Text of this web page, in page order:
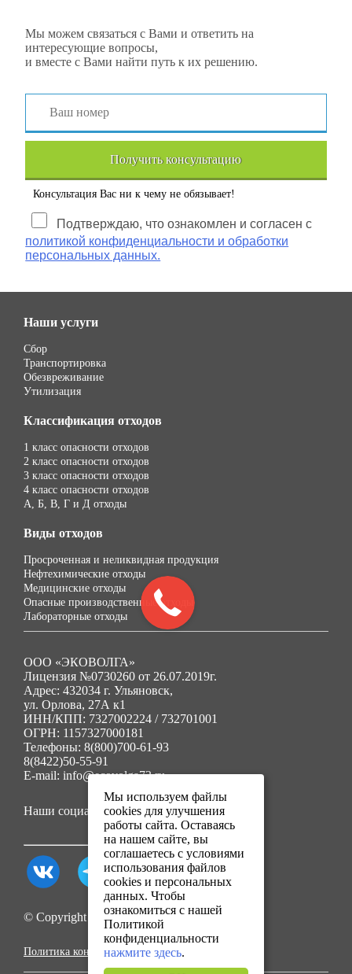
Мы можем связаться с Вами и ответить на
интересующие вопросы,
и вместе с Вами найти путь к их решению.
Получить консультацию
Консультация Вас ни к чему не обязывает!
Подтверждаю, что ознакомлен и согласен с
политикой конфиденциальности и обработки
персональных данных.
Наши услуги
Сбор
Транспортировка
Обезвреживание
Утилизация
Классификация отходов
1 класс опасности отходов
2 класс опасности отходов
3 класс опасности отходов
4 класс опасности отходов
А, Б, В, Г и Д отходы
Виды отходов
Просроченная и неликвидная продукция
Нефтехимические отходы
Медицинские отходы
Опасные производственные отходы
Лабораторные отходы
ООО «ЭКОВОЛГА»
Лицензия №0730260 от 26.07.2019г.
Адрес: 432034 г. Ульяновск,
ул. Орлова, 27А к1
ИНН/КПП: 7327002224 / 732701001
ОГРН: 1157327000181
Телефоны: 8(800)700-61-93
8(8422)50-55-91
E-mail: info@ecovolga73.ru
Наши социальные сети:
© Copyright 2025. Все права защищены.
Политика конфиденциальности
Мы используем файлы
cookies для улучшения
работы сайта. Оставаясь
на нашем сайте, вы
соглашаетесь с условиями
использования файлов
cookies и персональных
данных. Чтобы
ознакомиться с нашей
Политикой
конфиденциальности
нажмите здесь.